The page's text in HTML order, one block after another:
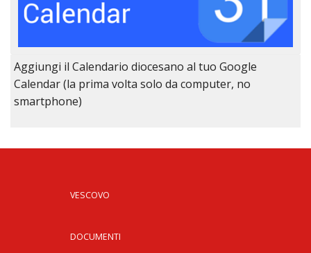
Aggiungi il Calendario diocesano al tuo Google
Calendar (la prima volta solo da computer, no
smartphone)
VESCOVO
DOCUMENTI